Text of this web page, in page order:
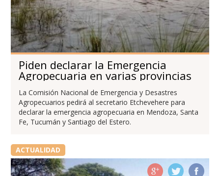
Piden declarar la Emergencia
Agropecuaria en varias provincias
La Comisión Nacional de Emergencia y Desastres
Agropecuarios pedirá al secretario Etchevehere para
declarar la emergencia agropecuaria en Mendoza, Santa
Fe, Tucumán y Santiago del Estero.
ACTUALIDAD